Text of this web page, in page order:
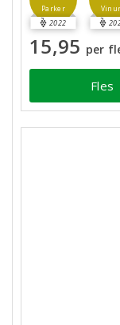
Parker
2022
15,95 per
Fles